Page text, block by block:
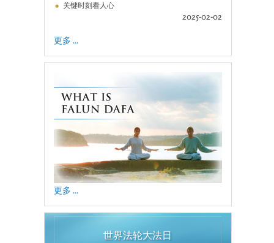
关键时刻看人心
2025-02-02
更多 ...
更多 ...
世界法轮大法日